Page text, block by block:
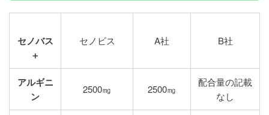
セノバス
＋
セノビス A社 B社
アルギニ
ン
2500㎎ 2500㎎
配合量の記載
なし